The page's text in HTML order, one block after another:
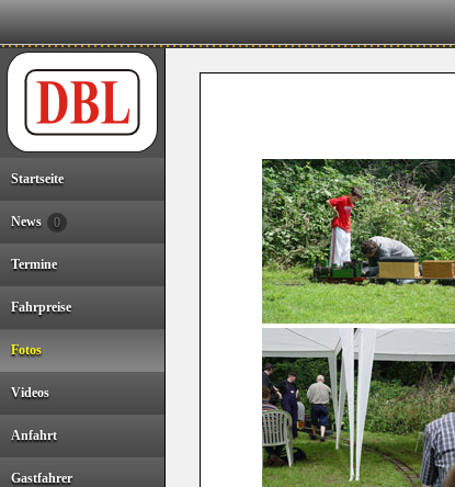
Startseite
News 0
Termine
Fahrpreise
Fotos
Videos
Anfahrt
Gastfahrer